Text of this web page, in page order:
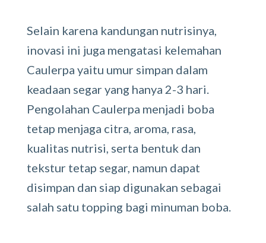
Selain karena kandungan nutrisinya,
inovasi ini juga mengatasi kelemahan
Caulerpa yaitu umur simpan dalam
keadaan segar yang hanya 2-3 hari.
Pengolahan Caulerpa menjadi boba
tetap menjaga citra, aroma, rasa,
kualitas nutrisi, serta bentuk dan
tekstur tetap segar, namun dapat
disimpan dan siap digunakan sebagai
salah satu topping bagi minuman boba.